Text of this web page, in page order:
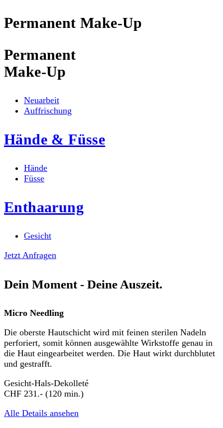
Permanent Make-Up
Permanent
Make-Up
Neuarbeit
Auffrischung
Hände & Füsse
Hände
Füsse
Enthaarung
Gesicht
Jetzt Anfragen
Dein Moment - Deine Auszeit.
Micro Needling
Die oberste Hautschicht wird mit feinen sterilen Nadeln
perforiert, somit können ausgewählte Wirkstoffe genau in
die Haut eingearbeitet werden. Die Haut wirkt durchblutet
und gestrafft.
Gesicht-Hals-Dekolleté
CHF 231.- (120 min.)
Alle Details ansehen